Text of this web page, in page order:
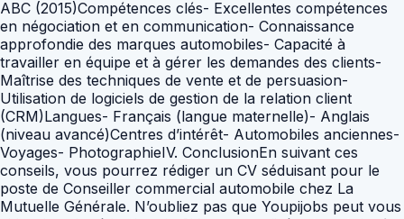
ABC (2015)Compétences clés- Excellentes compétences
en négociation et en communication- Connaissance
approfondie des marques automobiles- Capacité à
travailler en équipe et à gérer les demandes des clients-
Maîtrise des techniques de vente et de persuasion-
Utilisation de logiciels de gestion de la relation client
(CRM)Langues- Français (langue maternelle)- Anglais
(niveau avancé)Centres d’intérêt- Automobiles anciennes-
Voyages- PhotographieIV. ConclusionEn suivant ces
conseils, vous pourrez rédiger un CV séduisant pour le
poste de Conseiller commercial automobile chez La
Mutuelle Générale. N’oubliez pas que Youpijobs peut vous